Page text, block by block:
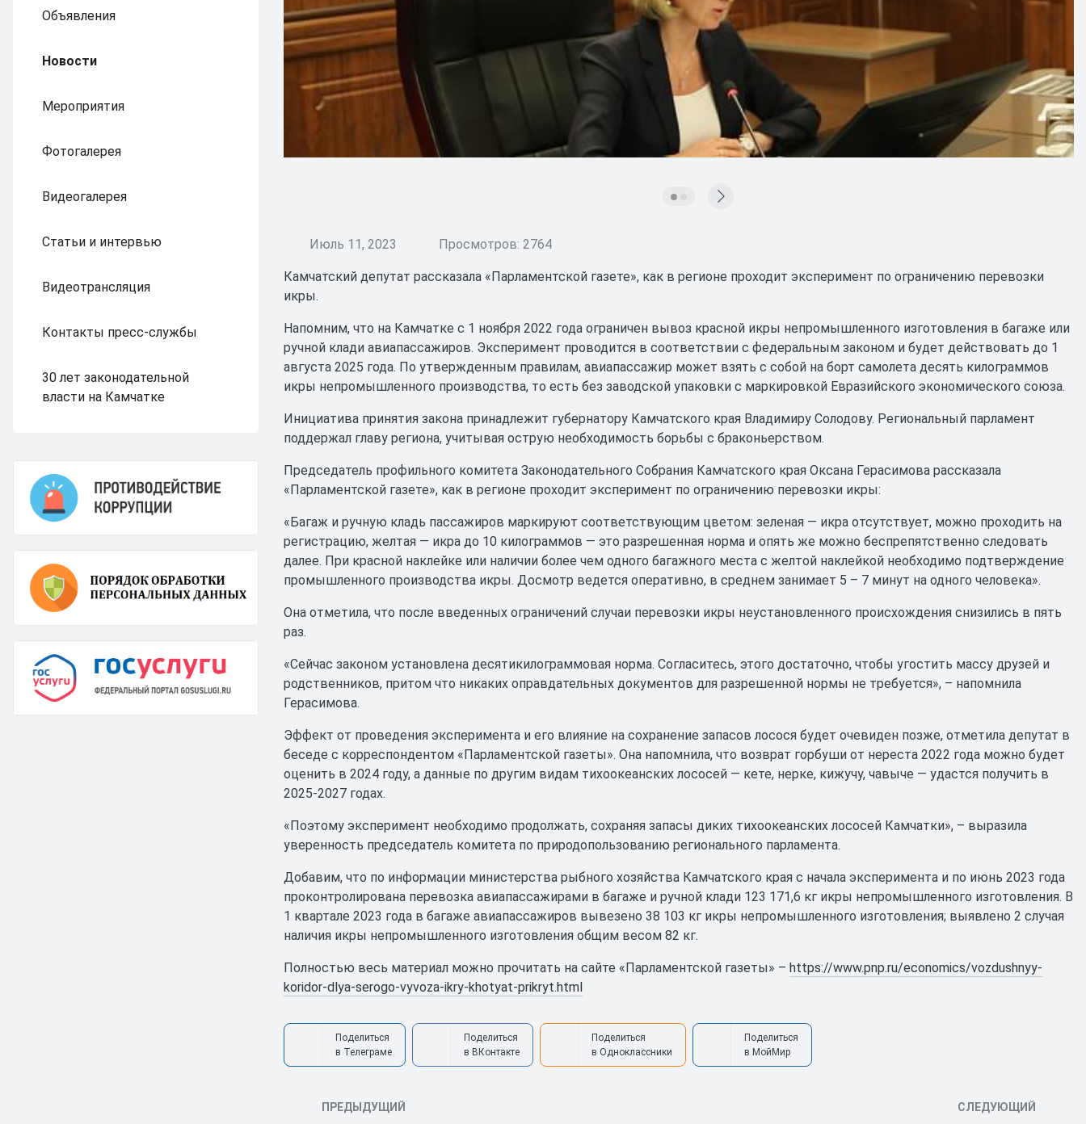
Объявления
Новости
Мероприятия
Фотогалерея
Видеогалерея
Статьи и интервью
Видеотрансляция
Контакты пресс-службы
30 лет законодательной
власти на Камчатке
Июль 11, 2023 Просмотров: 2764
Камчатский депутат рассказала «Парламентской газете», как в регионе проходит эксперимент по ограничению перевозки
икры.
Напомним, что на Камчатке с 1 ноября 2022 года ограничен вывоз красной икры непромышленного изготовления в багаже или
ручной клади авиапассажиров. Эксперимент проводится в соответствии с федеральным законом и будет действовать до 1
августа 2025 года. По утвержденным правилам, авиапассажир может взять с собой на борт самолета десять килограммов
икры непромышленного производства, то есть без заводской упаковки с маркировкой Евразийского экономического союза.
Инициатива принятия закона принадлежит губернатору Камчатского края Владимиру Солодову. Региональный парламент
поддержал главу региона, учитывая острую необходимость борьбы с браконьерством.
Председатель профильного комитета Законодательного Собрания Камчатского края Оксана Герасимова рассказала
«Парламентской газете», как в регионе проходит эксперимент по ограничению перевозки икры:
«Багаж и ручную кладь пассажиров маркируют соответствующим цветом: зеленая — икра отсутствует, можно проходить на
регистрацию, желтая — икра до 10 килограммов — это разрешенная норма и опять же можно беспрепятственно следовать
далее. При красной наклейке или наличии более чем одного багажного места с желтой наклейкой необходимо подтверждение
промышленного производства икры. Досмотр ведется оперативно, в среднем занимает 5 – 7 минут на одного человека».
Она отметила, что после введенных ограничений случаи перевозки икры неустановленного происхождения снизились в пять
раз.
«Сейчас законом установлена десятикилограммовая норма. Согласитесь, этого достаточно, чтобы угостить массу друзей и
родственников, притом что никаких оправдательных документов для разрешенной нормы не требуется», – напомнила
Герасимова.
Эффект от проведения эксперимента и его влияние на сохранение запасов лосося будет очевиден позже, отметила депутат в
беседе с корреспондентом «Парламентской газеты». Она напомнила, что возврат горбуши от нереста 2022 года можно будет
оценить в 2024 году, а данные по другим видам тихоокеанских лососей — кете, нерке, кижучу, чавыче — удастся получить в
2025-2027 годах.
«Поэтому эксперимент необходимо продолжать, сохраняя запасы диких тихоокеанских лососей Камчатки», – выразила
уверенность председатель комитета по природопользованию регионального парламента.
Добавим, что по информации министерства рыбного хозяйства Камчатского края с начала эксперимента и по июнь 2023 года
проконтролирована перевозка авиапассажирами в багаже и ручной клади 123 171,6 кг икры непромышленного изготовления. В
1 квартале 2023 года в багаже авиапассажиров вывезено 38 103 кг икры непромышленного изготовления; выявлено 2 случая
наличия икры непромышленного изготовления общим весом 82 кг.
Полностью весь материал можно прочитать на сайте «Парламентской газеты» – https://www.pnp.ru/economics/vozdushnyy-
koridor-dlya-serogo-vyvoza-ikry-khotyat-prikryt.html
Поделиться
в Телеграме
Поделиться
в ВКонтакте
Поделиться
в Одноклассники
Поделиться
в МойМир
ПРЕДЫДУЩИЙ СЛЕДУЮЩИЙ